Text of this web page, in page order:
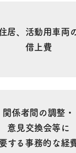
居、活動用車両
借上費
関係者間の調整・
意見交換会等に
する事務的な経